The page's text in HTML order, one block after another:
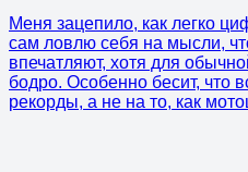
Меня зацепило, как легко
сам ловлю себя на мысли,
впечатляют, хотя для
бодро. Особенно бесит, что
рекорды, а не на то, как